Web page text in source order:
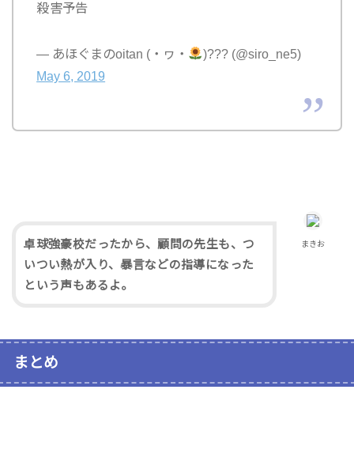
殺害予告
— あほぐまのoitan (・ヮ・
)??? (@siro_ne5)
May 6, 2019
まきお
卓球強豪校だったから、顧問の先生も、つ
いつい熱が入り、暴言などの指導になった
という声もあるよ。
まとめ